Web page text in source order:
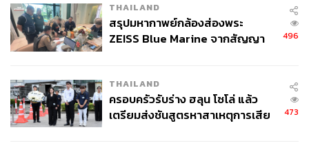
THAILAND
สรุปมหากาพย์กล้องส่องพระ
ZEISS Blue Marine จากสัญญา
จ่ายหนี้-แอบระบุแบรนด์
496
THAILAND
ครอบครัวรับร่าง ฮลุน โซโล่ แล้ว
เตรียมส่งชันสูตรหาสาเหตุการเสีย
473